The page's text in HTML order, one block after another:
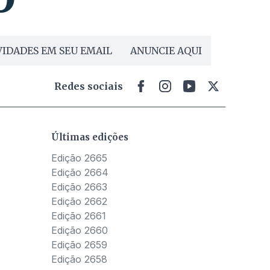
EM SEU EMAIL ANUNCIE AQUI
Redes sociais
Últimas edições
Edição 2665
Edição 2664
Edição 2663
Edição 2662
Edição 2661
Edição 2660
Edição 2659
Edição 2658